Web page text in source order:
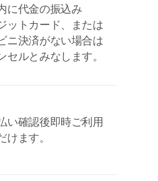
に代金の振込み
ットカード、または
ニ決済がない場合は
セルとみなします。
い確認後即時ご利用
けます。